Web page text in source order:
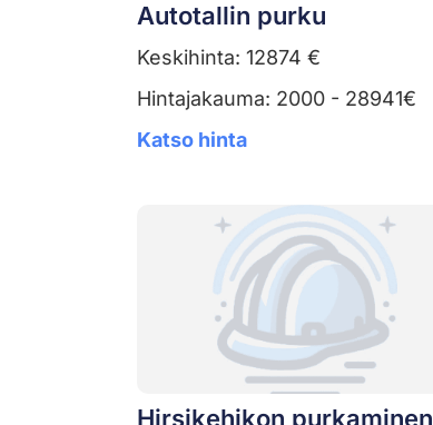
Autotallin purku
Keskihinta: 12874 €
Hintajakauma: 2000 - 28941€
Katso hinta
Hirsikehikon purkaminen